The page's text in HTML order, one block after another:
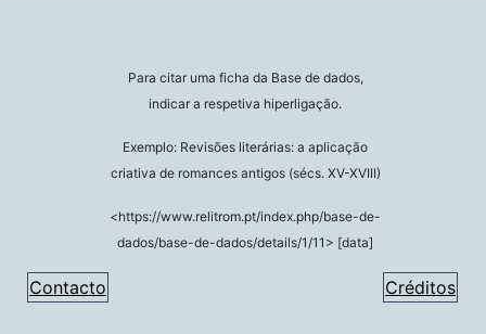
Para citar uma ficha da Base de dados,
indicar a respetiva hiperligação.
Exemplo: Revisões literárias: a aplicação
criativa de romances antigos (sécs. XV-XVIII)
<https://www.relitrom.pt/index.php/base-de-
dados/base-de-dados/details/1/11> [data]
Contacto Créditos